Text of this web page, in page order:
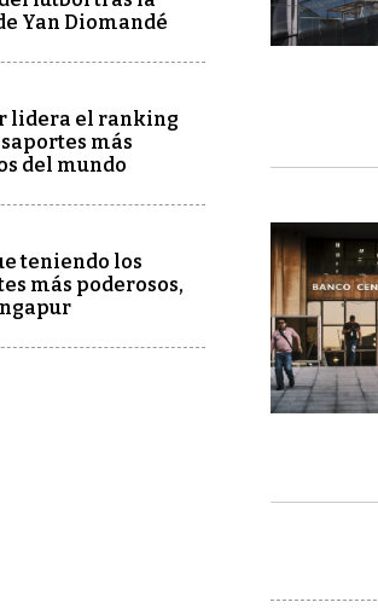
Yan Diomandé
lidera el ranking
más
del mundo
teniendo los
más poderosos,